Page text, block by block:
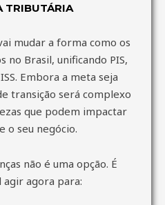
TRIBUTÁRIA
mudar a forma como os
no Brasil, unificando PIS,
Embora a meta seja
transição será complexo
que podem impactar
o seu negócio.
não é uma opção. É
agora para: